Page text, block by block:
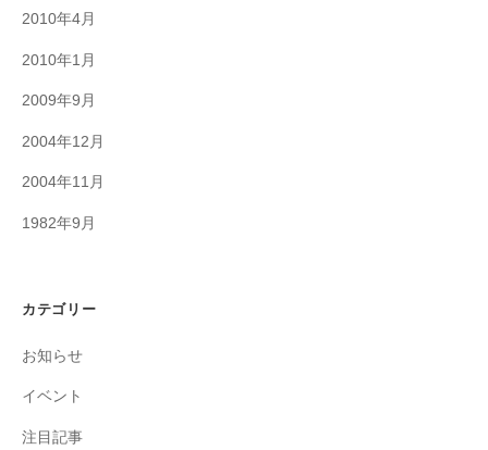
2010年4月
2010年1月
2009年9月
2004年12月
2004年11月
1982年9月
カテゴリー
お知らせ
イベント
注目記事